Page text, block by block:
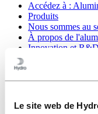
Le site web de
Accédez à :
Produits
Nous sommes au
À propos de
Innovation et R&D
Rapports de